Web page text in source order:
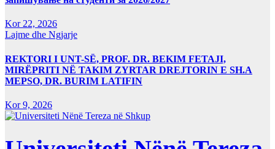
Kor 22, 2026
Lajme dhe Ngjarje
REKTORI I UNT-SË, PROF. DR. BEKIM FETAJI,
MIRËPRITI NË TAKIM ZYRTAR DREJTORIN E SH.A
MEPSO, DR. BURIM LATIFIN
Kor 9, 2026